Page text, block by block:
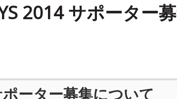
2014 サポーター
ポーター募集について